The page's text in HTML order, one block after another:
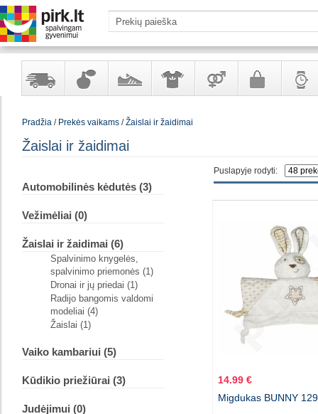
Yra
Kvepalai
kosmetika
Avalynė Apranga
Pradžia/ Prekės vaikams/Žaislai ir žaidimai
Žaislai ir žaidimai
Puslapyje rodyti:
Automobilinės kėdutės (3)
Vežimėliai (0)
Žaislai ir žaidimai (6)
Spalvinimo knygelės,
spalvinimo priemonės (1)
Dronai ir jų priedai (1)
Radijo bangomis valdomi
modeliai (4)
Žaislai (1)
Vaiko kambariui (5)
Kūdikio priežiūrai (3)
Judėjimui (0)
14.99 €
Migdukas BUNNY